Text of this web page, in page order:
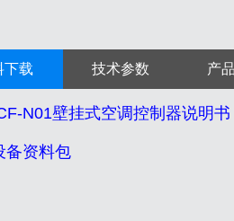
下载 技术参数 产
N01壁挂式空调控制器说明书
备资料包